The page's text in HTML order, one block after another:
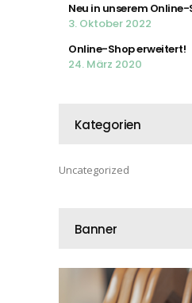
Neu in unserem Online-
3. Oktober 2022
Online-Shop erweitert!
24. März 2020
Kategorien
Uncategorized
Banner